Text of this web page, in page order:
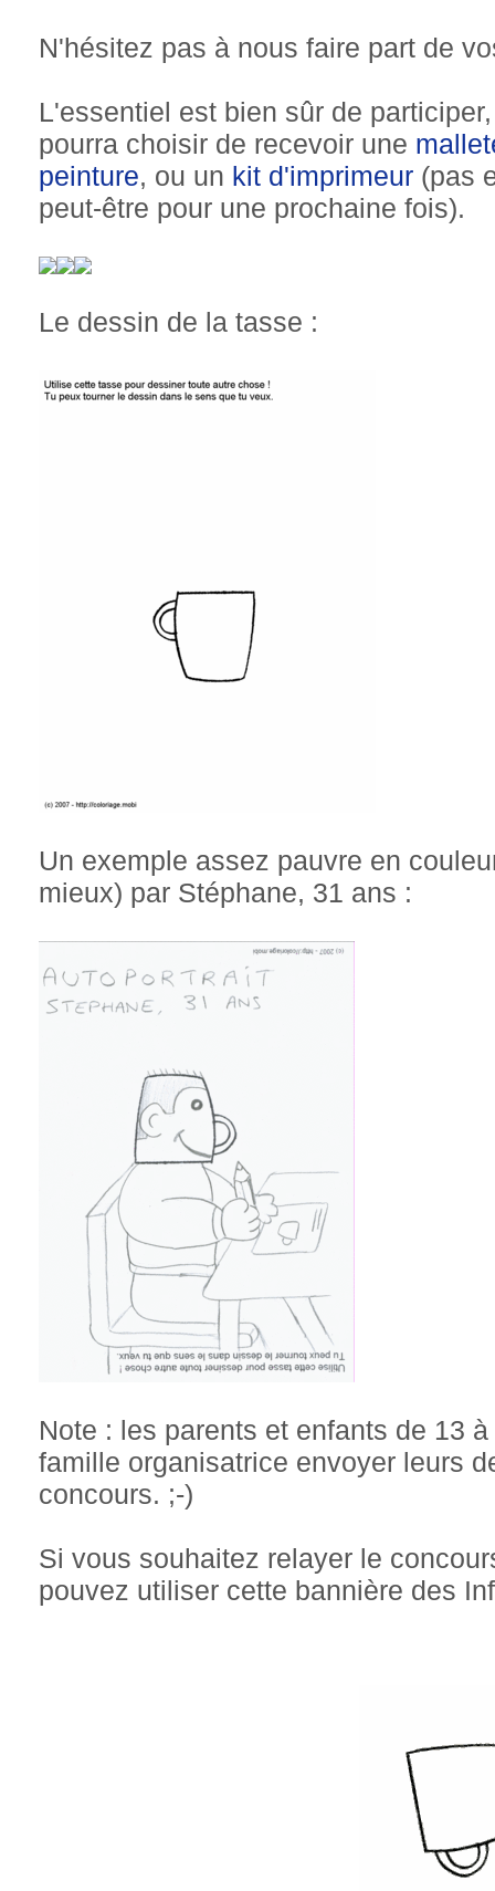
N'hésitez pas à nous faire part de
L'essentiel est bien sûr de
pourra choisir de recevoir une
peinture, ou un kit d'imprimeur (pas
peut-être pour une prochaine fois).
Le dessin de la tasse :
Un exemple assez pauvre en
mieux) par Stéphane, 31 ans :
Note : les parents et enfants de 13
famille organisatrice envoyer leurs
concours. ;-)
Si vous souhaitez relayer le
pouvez utiliser cette bannière des